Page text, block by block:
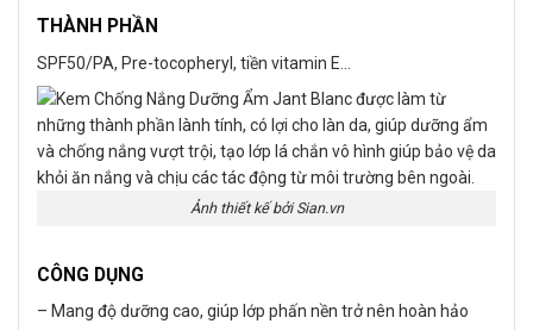
THÀNH PHẦN
SPF50/PA, Pre-tocopheryl, tiền vitamin E…
Ảnh thiết kế bởi Sian.vn
CÔNG DỤNG
– Mang độ dưỡng cao, giúp lớp phấn nền trở nên hoàn hảo